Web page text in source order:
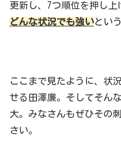
更新し、7つ順位を押し
どんな状況でも強いとい
ここまで見たように、状
せる田澤廉。そしてそん
大。みなさんもぜひその
さい。